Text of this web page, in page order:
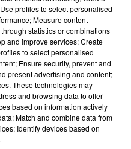
la dramaturgie, la
les personnages, et la
public. Sur le modèle
depuis six ans
son dernier coup
spectateurs et artistes
conscience de la
la même
du spectacle, feront
profiles to select personalised
Measure content
statistics or combinations
and improve services; Create
to select personalised
Ensure security, prevent and
present advertising and content;
These technologies may
and browsing data to offer
based on information actively
Match and combine data from
Identify devices based on